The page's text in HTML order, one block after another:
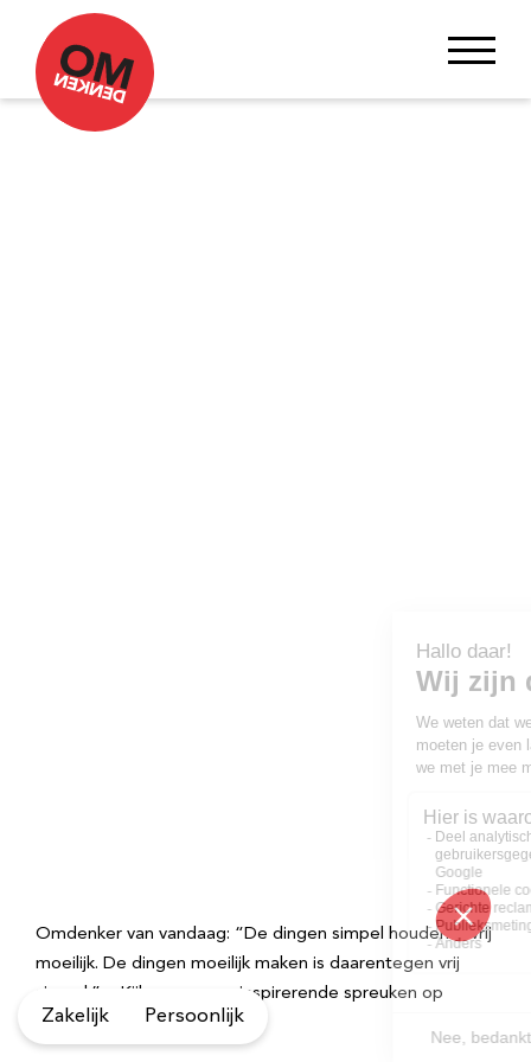
Omdenker van vandaag: “De dingen simpel houden is vrij
moeilijk. De dingen moeilijk maken is daarentegen vrij
simpel.” – Kijk voor meer inspirerende spreuken op
Omdenken.nl
Zakelijk Persoonlijk